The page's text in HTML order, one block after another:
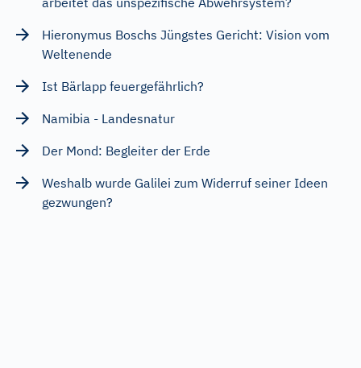
Hieronymus Boschs Jüngstes Gericht: Vision vom
Weltenende
Ist Bärlapp feuergefährlich?
Namibia - Landesnatur
Der Mond: Begleiter der Erde
Weshalb wurde Galilei zum Widerruf seiner Ideen
gezwungen?